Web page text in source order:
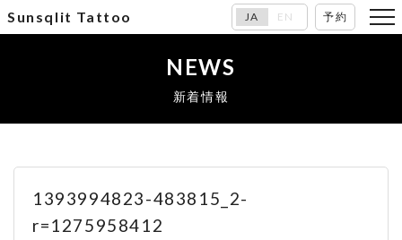
Sunsqlit Tattoo JA EN 予約
NEWS
新着情報
1393994823-483815_2-
r=1275958412